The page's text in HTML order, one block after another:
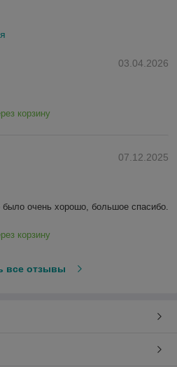
03.04.2026
корзину
07.12.2025
было очень хорошо, большое спасибо.
корзину
все отзывы